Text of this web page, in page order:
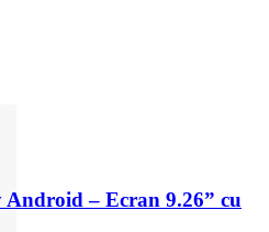
– Ecran 9.26” cu